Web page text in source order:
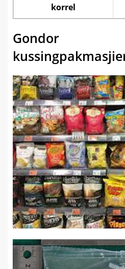
korrel
Gondor